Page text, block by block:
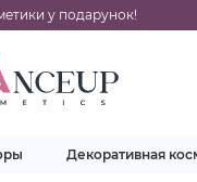
у подарунок!
Декоративная